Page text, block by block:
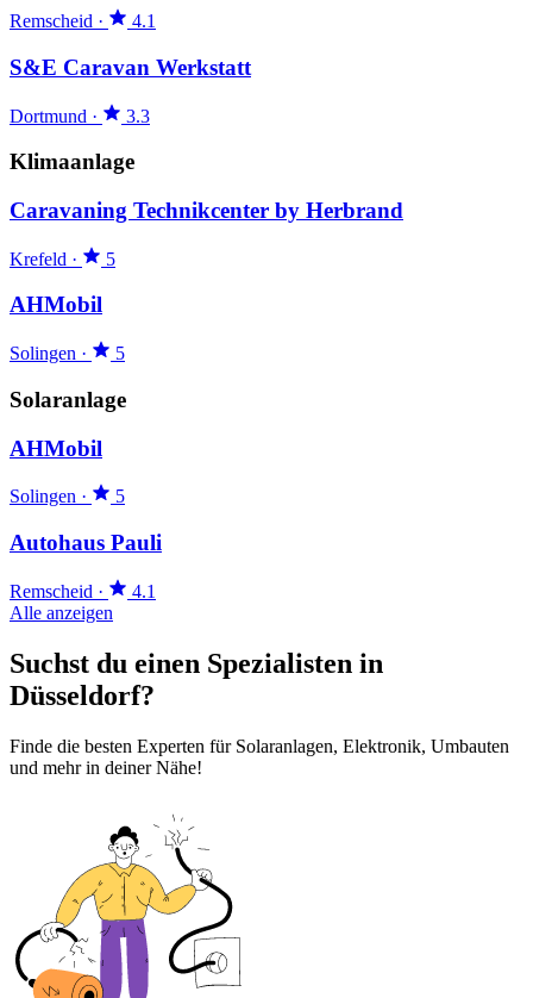
Remscheid · 4.1
S&E Caravan Werkstatt
Dortmund · 3.3
Klimaanlage
Caravaning Technikcenter by Herbrand
Krefeld · 5
AHMobil
Solingen · 5
Solaranlage
AHMobil
Solingen · 5
Autohaus Pauli
Remscheid ·
4.1
Alle anzeigen
Suchst du einen Spezialisten in
Düsseldorf?
Finde die besten Experten für Solaranlagen, Elektronik, Umbauten
und mehr in deiner Nähe!